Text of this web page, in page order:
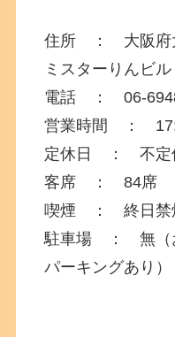
住所 ： 大阪
ミスターりんビ
電話 ：06-
営業時間 ：
定休日 ： 不定
客席 ： 84席
喫煙 ： 終日禁
駐車場 ： 無（
パーキングあり）